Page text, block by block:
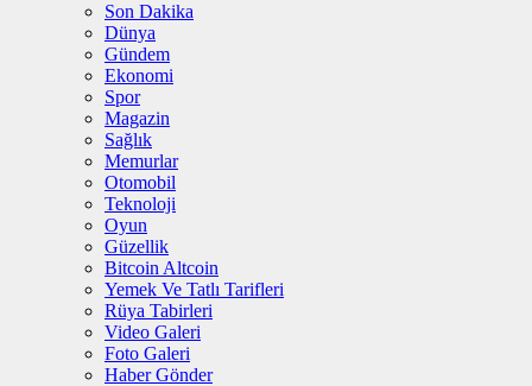
Son Dakika
Dünya
Gündem
Ekonomi
Spor
Magazin
Sağlık
Memurlar
Otomobil
Teknoloji
Oyun
Güzellik
Bitcoin Altcoin
Yemek Ve Tatlı Tarifleri
Rüya Tabirleri
Video Galeri
Foto Galeri
Haber Gönder